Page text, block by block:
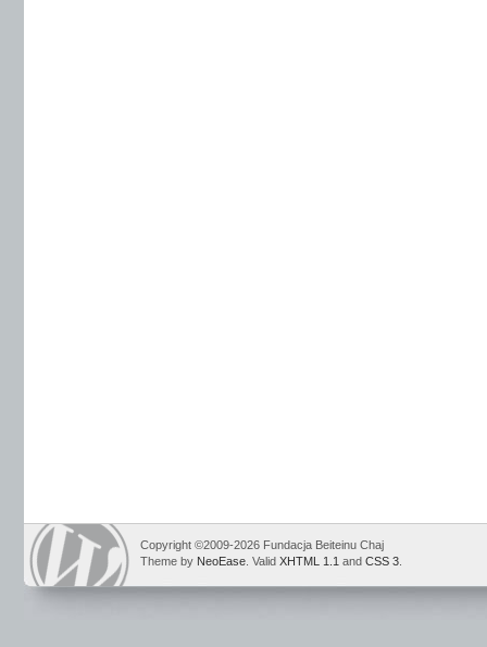
Copyright ©2009-2026 Fundacja Beiteinu Chaj
Theme by NeoEase . Valid XHTML 1.1 and CSS 3